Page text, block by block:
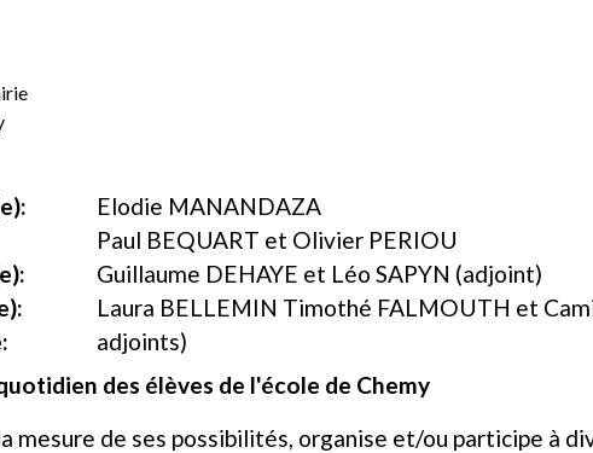
Elodie MANANDAZA
Paul BEQUART et Olivier PERIOU
Guillaume DEHAYE et Léo SAPYN (adjoint)
Laura BELLEMIN Timothé FALMOUTH et
adjoints)
des élèves de l'école de Chemy
mesure de ses possibilités, organise et/ou participe à